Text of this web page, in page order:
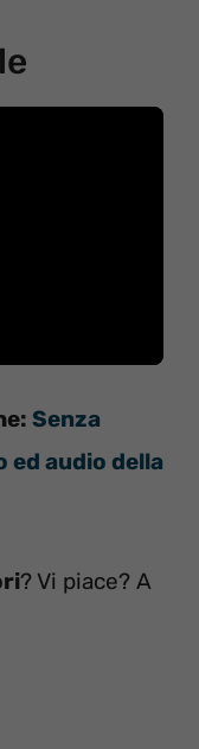
Senza
ed audio della
? Vi piace? A